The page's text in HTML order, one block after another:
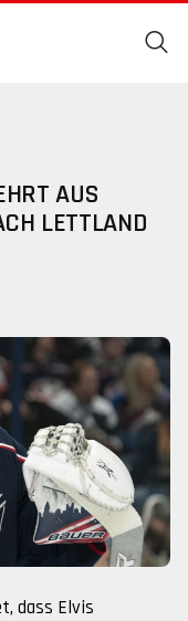
AUS
LETTLAND
dass Elvis